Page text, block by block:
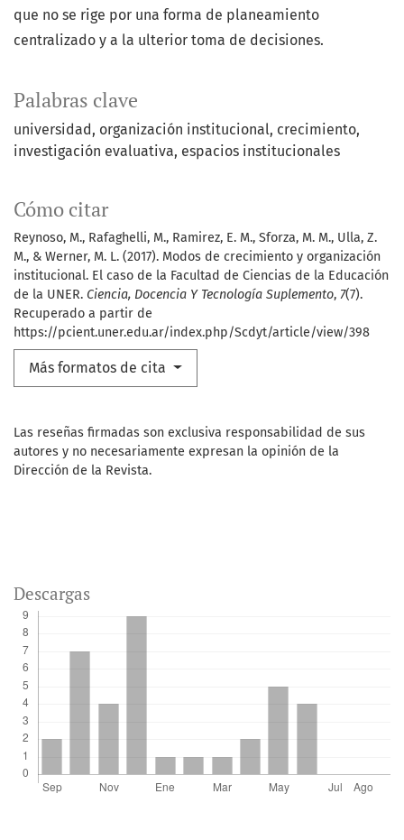
Palabras clave
universidad organización institucional crecimiento
investigación evaluativa espacios institucionales
Cómo citar
Reynoso, M., Rafaghelli, M., Ramirez, E. M., Sforza, M. M., Ulla, Z.
M., & Werner, M. L. (2017). Modos de crecimiento y organización
institucional. El caso de la Facultad de Ciencias de la Educación
de la UNER. Ciencia, Docencia Y Tecnología Suplemento, 7(7).
Recuperado a partir de
https://pcient.uner.edu.ar/index.php/Scdyt/article/view/398
Más formatos de cita
que no se rige por una forma de planeamiento
centralizado y a la ulterior toma de decisiones.
Las reseñas firmadas son exclusiva responsabilidad de sus
autores y no necesariamente expresan la opinión de la
Dirección de la Revista.
Descargas